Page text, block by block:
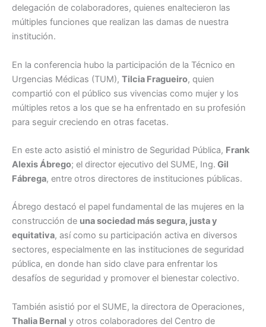
delegación de colaboradores, quienes enaltecieron las
múltiples funciones que realizan las damas de nuestra
institución.
En la conferencia hubo la participación de la Técnico en
Urgencias Médicas (TUM), Tilcia Fragueiro, quien
compartió con el público sus vivencias como mujer y los
múltiples retos a los que se ha enfrentado en su profesión
para seguir creciendo en otras facetas.
En este acto asistió el ministro de Seguridad Pública, Frank
Alexis Ábrego; el director ejecutivo del SUME, Ing. Gil
Fábrega, entre otros directores de instituciones públicas.
Ábrego destacó el papel fundamental de las mujeres en la
construcción de una sociedad más segura, justa y
equitativa, así como su participación activa en diversos
sectores, especialmente en las instituciones de seguridad
pública, en donde han sido clave para enfrentar los
desafíos de seguridad y promover el bienestar colectivo.
También asistió por el SUME, la directora de Operaciones,
Thalia Bernal y otros colaboradores del Centro de